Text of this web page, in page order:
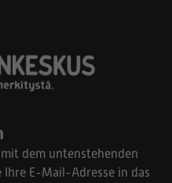
dem untenstehenden
Ihre E-Mail-Adresse in das